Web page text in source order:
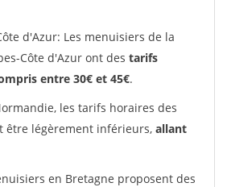
d'Azur: Les menuisiers de la
Côte d'Azur ont des tarifs
entre 30€ et 45€.
les tarifs horaires des
être légèrement inférieurs, allant
en Bretagne proposent des